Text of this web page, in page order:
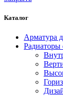
Каталог
Арматура
Радиаторы